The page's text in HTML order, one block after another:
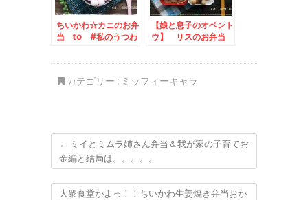
ちいかわ☆カニのお弁
当 to #私のうつわ
【娘と息子のオベント
ウ】 リスのお弁当
カテゴリー : ミッフィーキャラ
← ミイとミムラ姉さん弁当＆我が家の子育てお
金編と結局は。。。。。
大衆食堂かよっ！！ちいかわ生姜焼き弁当おか